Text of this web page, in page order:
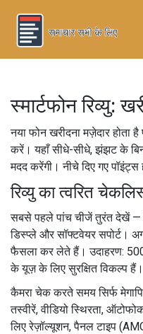
स्मार्टफोन रिव्यु:
नया फोन खरीदना मज़ेदार होता
करें। यहाँ सीधे-सीधे, झंझट के
मदद करेंगी। नीचे दिए गए
रिव्यु का त्वरित
सबसे पहले पांच चीजें तुरंत देखें —
डिस्प्ले और सॉफ्टवेयर सपोर्ट।
फैसला कर लेते हैं। उदाहरण:
के यूज़ के लिए सुरक्षित विकल्प हैं।
कैमरा चेक करते समय सिर्फ
तस्वीरें, वीडियो स्थिरता,
लिए रेज़ॉल्यूशन, पैनल टाइप